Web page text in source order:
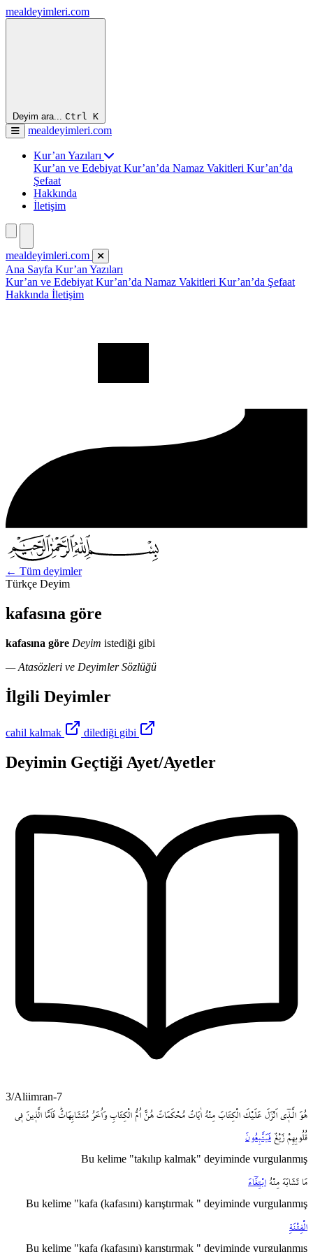
mealdeyimleri.com
Deyim ara... Ctrl K
mealdeyimleri.com
Kur’an Yazıları
Kur’an ve Edebiyat Kur’an’da Namaz Vakitleri Kur’an’da
Şefaat
Hakkında
İletişim
mealdeyimleri.com
Ana Sayfa Kur’an Yazıları
Kur’an ve Edebiyat Kur’an’da Namaz Vakitleri Kur’an’da Şefaat
Hakkında İletişim
← Tüm deyimler
Türkçe Deyim
kafasına göre
kafasına göre Deyim istediği gibi
— Atasözleri ve Deyimler Sözlüğü
İlgili Deyimler
cahil kalmak dilediği gibi
Deyimin Geçtiği Ayet/Ayetler
3/Aliimran-7
هُوَ الَّـذ۪ٓي اَنْزَلَ عَلَيْكَ الْكِتَابَ مِنْهُ اٰيَاتٌ مُحْكَمَاتٌ هُنَّ اُمُّ الْكِتَابِ وَاُخَرُ مُتَشَابِهَاتٌۜ فَاَمَّا الَّذ۪ينَ ف۪ي
قُلُوبِهِمْ زَيْغٌ فَيَتَّبِعُونَ
Bu kelime "takılıp kalmak" deyiminde vurgulanmış
مَا تَشَابَهَ مِنْهُ ابْتِغَٓاءَ
Bu kelime "kafa (kafasını) karıştırmak " deyiminde vurgulanmış
الْفِتْنَةِ
Bu kelime "kafa (kafasını) karıştırmak " deyiminde vurgulanmış